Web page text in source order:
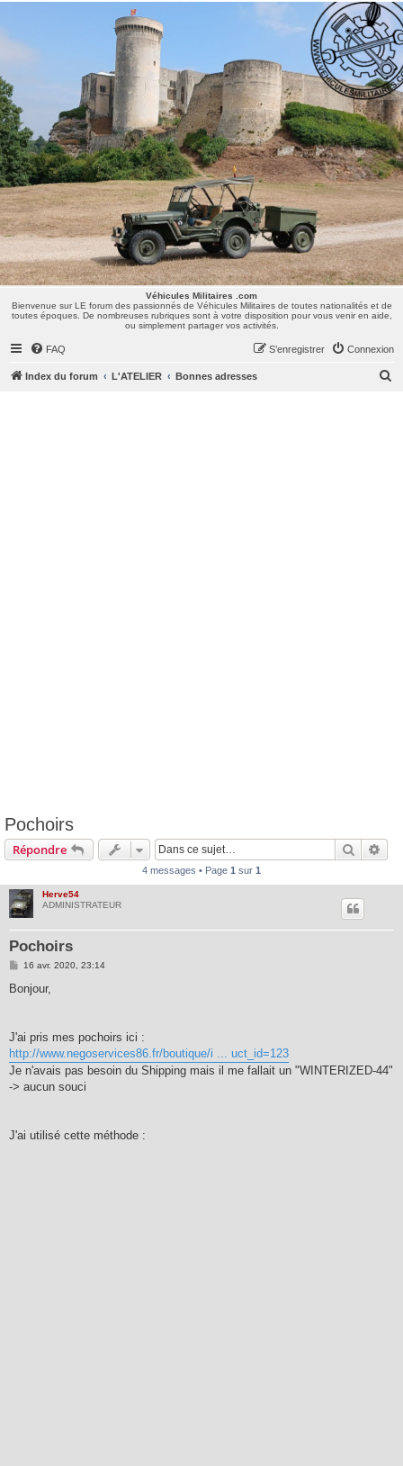
Véhicules Militaires .com
Bienvenue sur LE forum des passionnés de Véhicules Militaires de toutes nationalités et de
toutes époques. De nombreuses rubriques sont à votre disposition pour vous venir en aide,
ou simplement partager vos activités.
Véhicules Militaires .com
Bienvenue sur LE forum des passionnés de Véhicules Militaires de toutes nationalités et de
toutes époques. De nombreuses rubriques sont à votre disposition pour vous venir en aide,
ou simplement partager vos activités.
FAQ Connexion
S’enregistrer
Index du forum L'ATELIER Bonnes adresses
Pochoirs
Répondre
4 messages • Page 1 sur 1
Herve54
ADMINISTRATEUR
Pochoirs
M
s
16 avr. 2020, 23:14
Bonjour,
J'ai pris mes pochoirs ici :
http://www.negoservices86.fr/boutique/i ... uct_id=123
Je n'avais pas besoin du Shipping mais il me fallait un "WINTERIZED-44"
-> aucun souci
J'ai utilisé cette méthode :